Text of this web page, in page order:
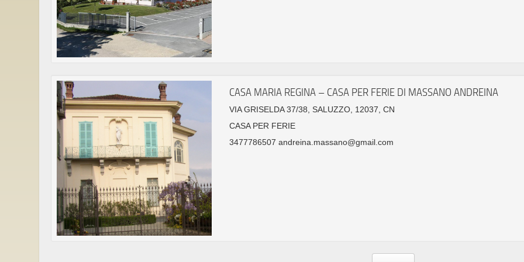
CASA MARIA REGINA – CASA PER FERIE DI MASSANO ANDREINA
VIA GRISELDA 37/38, SALUZZO, 12037, CN
CASA PER FERIE
3477786507 andreina.massano@gmail.com